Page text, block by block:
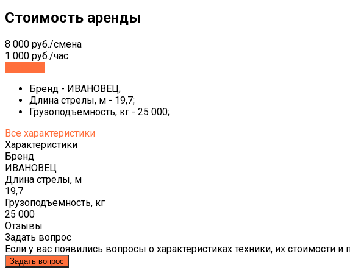
Стоимость аренды
8 000 руб./смена
1 000 руб./час
Бренд - ИВАНОВЕЦ;
Длина стрелы, м - 19,7;
Грузоподъемность, кг - 25 000;
Все характеристики
Характеристики
Бренд
ИВАНОВЕЦ
Длина стрелы, м
19,7
Грузоподъемность, кг
25 000
Отзывы
Задать вопрос
Если у вас появились вопросы о характеристиках техники, их стоимости
Задать вопрос